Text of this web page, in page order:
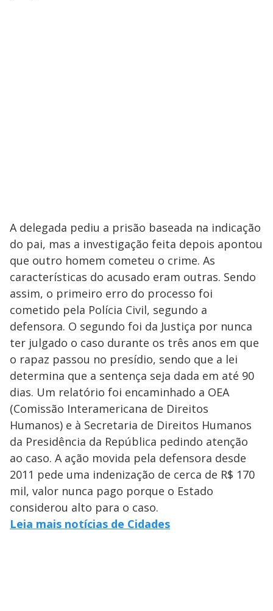
A delegada pediu a prisão baseada na indicação
do pai, mas a investigação feita depois apontou
que outro homem cometeu o crime. As
características do acusado eram outras. Sendo
assim, o primeiro erro do processo foi
cometido pela Polícia Civil, segundo a
defensora. O segundo foi da Justiça por nunca
ter julgado o caso durante os três anos em que
o rapaz passou no presídio, sendo que a lei
determina que a sentença seja dada em até 90
dias. Um relatório foi encaminhado a OEA
(Comissão Interamericana de Direitos
Humanos) e à Secretaria de Direitos Humanos
da Presidência da República pedindo atenção
ao caso. A ação movida pela defensora desde
2011 pede uma indenização de cerca de R$ 170
mil, valor nunca pago porque o Estado
considerou alto para o caso.
Leia mais notícias de Cidades